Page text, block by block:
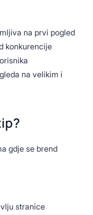
na prvi pogled
konkurencije
na velikim i
gdje se brend
stranice